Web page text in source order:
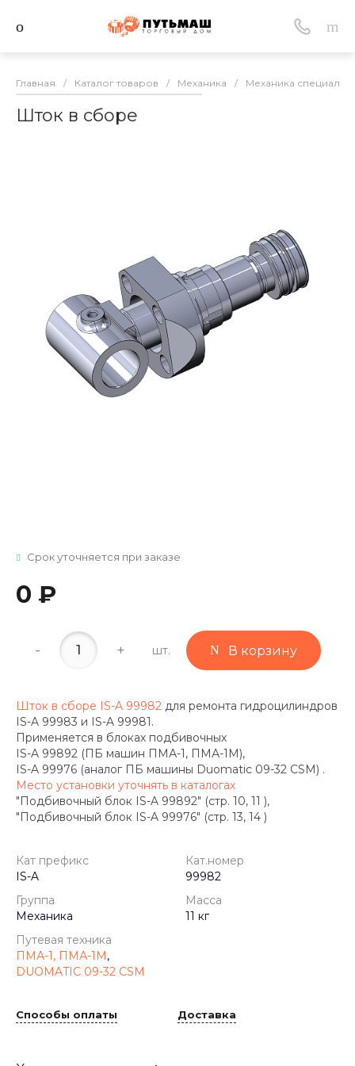
Главная / Каталог товаров / Механика / Механика
Шток в сборе
Срок уточняется при заказе
0 ₽
- + шт. В корзину
Шток в сборе IS-A 99982 для ремонта гидроцилиндров
IS-A 99983 и IS-A 99981.
Применяется в блоках подбивочных
IS-A 99892 (ПБ машин ПМА-1, ПМА-1М),
IS-A 99976 (аналог ПБ машины Duomatic 09-32 CSM) .
Место установки уточнять в каталогах
"Подбивочный блок IS-A 99892" (стр. 10, 11 ),
"Подбивочный блок IS-A 99976" (стр. 13, 14 )
Кат префикс
IS-A
Кат.номер
99982
Группа
Механика
Масса
11 кг
Путевая техника
ПМА-1, ПМА-1М ,
DUOMATIC 09-32 CSM
Способы оплаты Доставка